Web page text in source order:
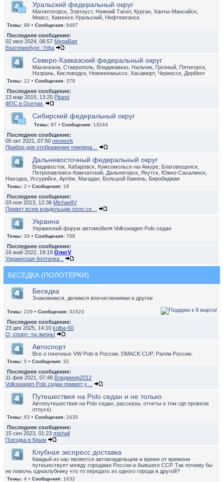
Уральский федеральный округ
Магнитогорск, Златоуст, Нижний Тагил, Курган, Ханты-Мансийск,
Миасс, Каменск-Уральский, Нефтеюганск
Темы: 99 • Сообщения: 6487
Последнее сообщение:
02 июл 2024, 06:57 MegaBatt
Екатеринбург -Уфа
Северо-Кавказский федеральный округ
Махачкала, Ставрополь, Владикавказ, Нальчик, Грозный, Пятигорск,
Назрань, Кисловодск, Невинномысск, Хасавюрт, Черкесск, Дербент
Темы: 12 • Сообщения: 379
Последнее сообщение:
13 мар 2015, 13:25 Pitand
ФПС в Осетии.
Сибирский федеральный округ
Темы: 97 • Сообщения: 13244
Последнее сообщение:
05 окт 2021, 07:50 neowork
Прибор для отображения темпера…
Дальневосточный федеральный округ
Владивосток, Хабаровск, Комсомольск-на-Амуре, Благовещенск,
Петропавловск-Камчатский, Дальнегорск, Якутск, Южно-Сахалинск,
Находка, Уссурийск, Артём, Магадан, Большой Камень, Биробиджан
Темы: 2 • Сообщения: 18
Последнее сообщение:
03 ноя 2013, 12:36 MichaelIV
Привет всем владельцам поло се…
Украина
Украинский форум автомобиля Volkswagen Polo седан
Темы: 34 • Сообщения: 708
Последнее сообщение:
16 май 2022, 19:19 ОлегV
Украинская болталка...
БЕСЕДКА (ПОЛОТЁРКИ)
Беседка
Знакомимся, делимся впечатлениями и другое
Темы: 229 • Сообщения: 31523
Последнее сообщение:
23 дек 2025, 14:10 kolba-60
О, спорт- ты жизнь!
Автоспорт
Все о гоночных VW Polo в России. DMACK CUP, Ралли России.
Темы: 5 • Сообщения: 32
Последнее сообщение:
11 фев 2021, 07:48 Владимир2012
Volkswagen Polo седан примет у…
Путешествия на Polo седан и не только
Автопутешествия на Polo седан, рассказы, отчеты о том где провели
отпуск)
Темы: 63 • Сообщения: 2435
Последнее сообщение:
15 сен 2023, 01:23 mishail
Поездка в Крым
Клубная экспресс доставка
Каждый из нас является автовладельцем и время от времени
путешествует между городами России и бывшего ССР. Так почему бы
не помочь одноклубнику что то передать из одного города в другой?
Темы: 4 • Сообщения: 1632